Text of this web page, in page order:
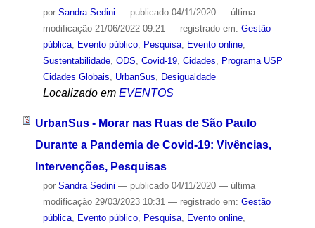
por Sandra Sedini — publicado04/11/2020 — última
modificação21/06/2022 09:21 — registrado em: Gestão
pública, Evento público, Pesquisa, Evento online,
Sustentabilidade, ODS Covid-19, Cidades
Programa USP
Cidades Globais
UrbanSus Desigualdade
Localizado em EVENTOS
UrbanSus - Morar nas Ruas de São Paulo
Durante a Pandemia de Covid-19: Vivências,
Intervenções, Pesquisas
por Sandra Sedini — publicado04/11/2020 — última
modificação29/03/2023 10:31 — registrado em: Gestão
pública, Evento público, Pesquisa, Evento online,